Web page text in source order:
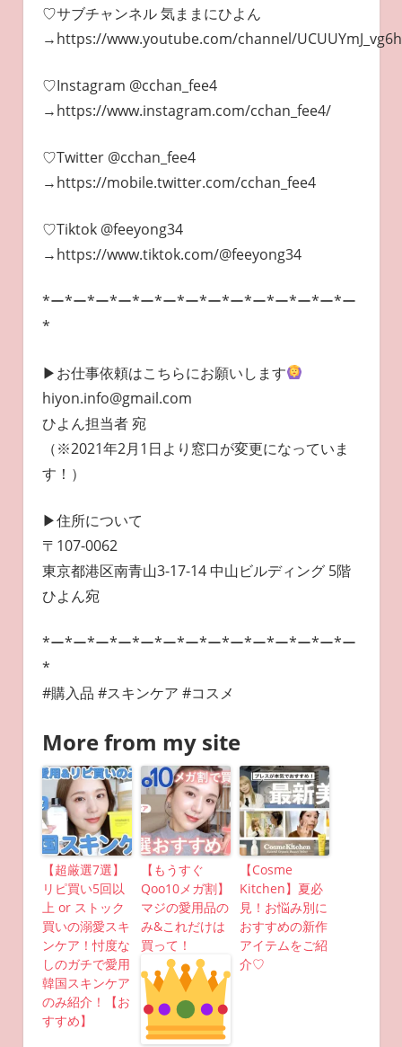
♡サブチャンネル 気ままにひよん
→https://www.youtube.com/channel/
♡Instagram @cchan_fee4
→https://www.instagram.com/cchan_fee4/
♡Twitter @cchan_fee4
→https://mobile.twitter.com/cchan_fee4
♡Tiktok @feeyong34
→https://www.tiktok.com/@feeyong34
*ー*ー*ー*ー*ー*ー*ー*ー*ー*ー*ー*ー*ー*ー
*
▶︎お仕事依頼はこちらにお願いします
hiyon.info@gmail.com
ひよん担当者 宛
（※2021年2月1日より窓口が変更になっていま
す！）
▶︎住所について
〒107-0062
東京都港区南青山3-17-14 中山ビルディング 5階
ひよん宛
*ー*ー*ー*ー*ー*ー*ー*ー*ー*ー*ー*ー*ー*ー
*
#購入品 #スキンケア #コスメ
More from my site
【超厳選7選】
リピ買い5回以
上 or ストック
買いの溺愛スキ
ンケア！忖度な
しのガチで愛用
韓国スキンケア
のみ紹介！【お
すすめ】
【もうすぐ
Qoo10メガ割】
マジの愛用品の
み&これだけは
買って！
【Cosme
Kitchen】夏必
見！お悩み別に
おすすめの新作
アイテムをご紹
介♡